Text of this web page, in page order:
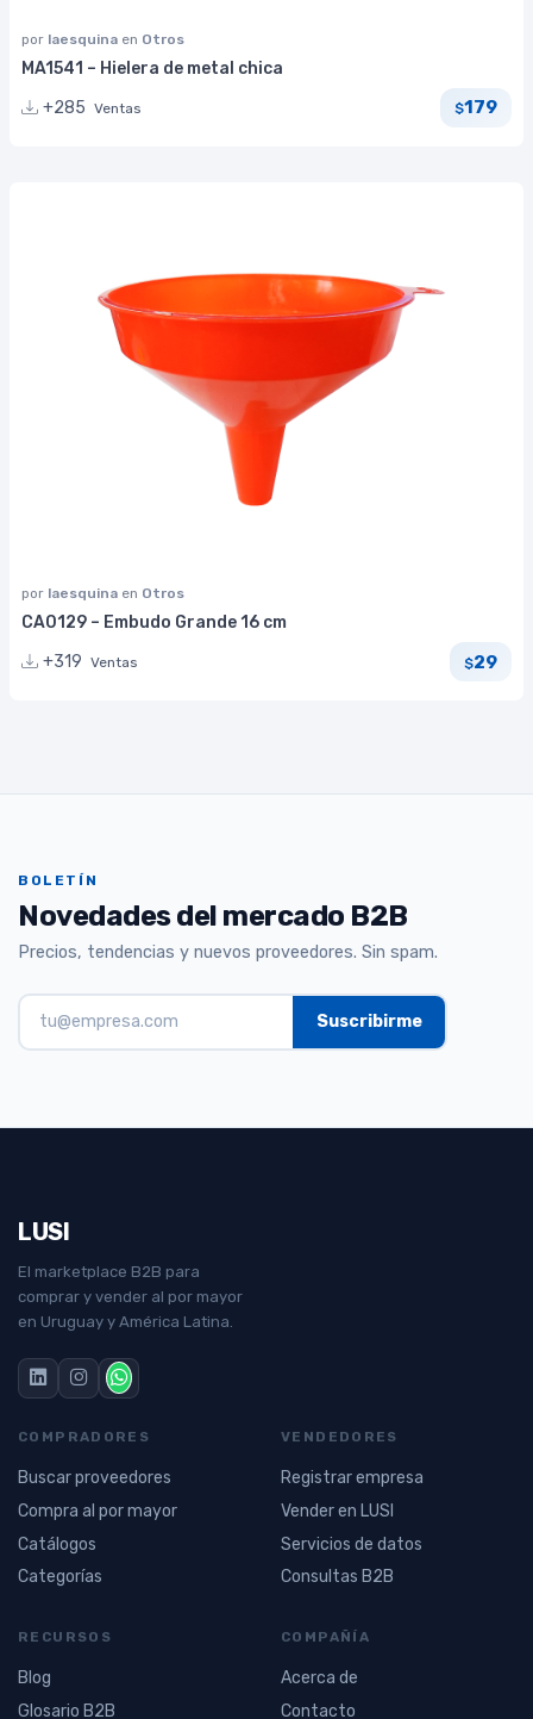
por laesquina en Otros
MA1541 – Hielera de metal chica
+285 Ventas $179
por laesquina en Otros
CA0129 – Embudo Grande 16 cm
+319 Ventas $29
BOLETÍN
Novedades del mercado B2B
Precios, tendencias y nuevos proveedores. Sin spam.
LUSI
El marketplace B2B para
comprar y vender al por mayor
en Uruguay y América Latina.
COMPRADORES
Buscar proveedores
Compra al por mayor
Catálogos
Categorías
VENDEDORES
Registrar empresa
Vender en LUSI
Servicios de datos
Consultas B2B
RECURSOS
Blog
Glosario B2B
COMPAÑÍA
Acerca de
Contacto